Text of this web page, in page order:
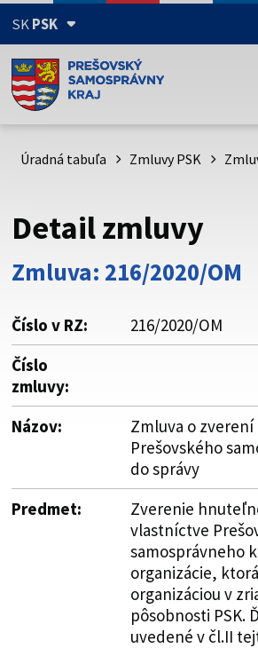
SKPSK
Doména psk.sk je oficiálna
Toto je oficiálna webová stránka
psk.sk.
Buďte pozorní a vždy sa uistite, že
cez zabezpečenú webovú stránku.
vždy začína https:// pred názvom
Úradná tabuľa Zmluvy PSK
Detail zmluvy
Zmluva: 216/2020/OM
Číslo v RZ:
216/2020/OM
Číslo
zmluvy:
Názov:
Zmluva o
Prešovského
do správy
Predmet:
Zverenie
vlastníctve
samosprávneho
organizácie,
organizáciou v
pôsobnosti PSK.
uvedené v čl.II